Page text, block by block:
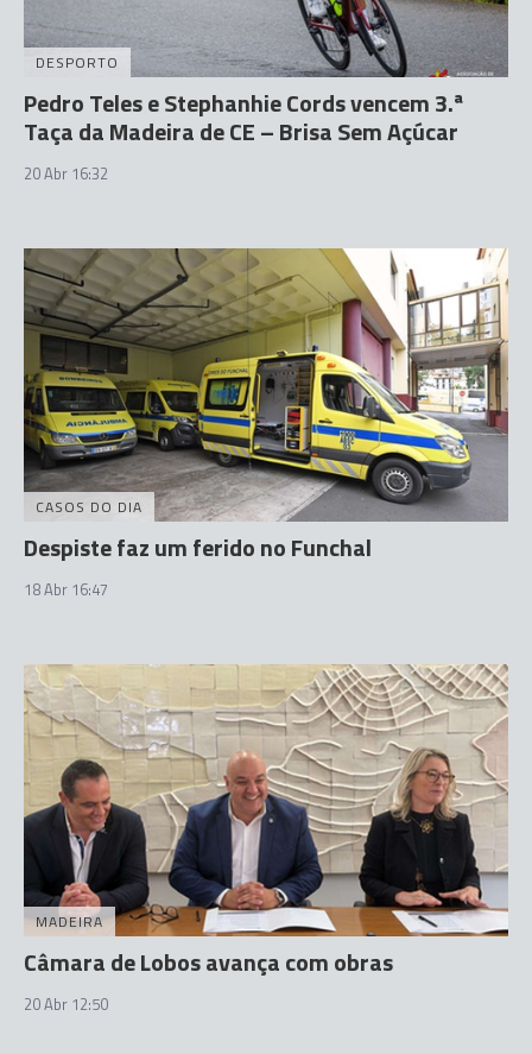
DESPORTO
Pedro Teles e Stephanhie Cords vencem 3.ª
Taça da Madeira de CE – Brisa Sem Açúcar
20 Abr 16:32
CASOS DO DIA
Despiste faz um ferido no Funchal
18 Abr 16:47
MADEIRA
Câmara de Lobos avança com obras
20 Abr 12:50